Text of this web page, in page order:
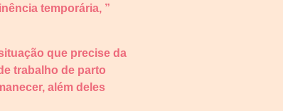
temporária, ”
que precise da
trabalho de parto
além deles